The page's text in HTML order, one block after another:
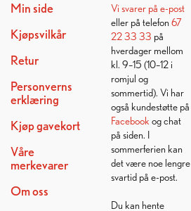
Min side
Kjøpsvilkår
Retur
Personverns
erklæring
Kjøp gavekort
Våre
merkevarer
Om oss
Vi svarer på e-post
eller på telefon 67
22 33 33 på
hverdager mellom
kl. 9–15 (10–12 i
romjul og
sommertid). Vi har
også kundestøtte på
Facebook og chat
på siden. I
sommerferien kan
det være noe lengre
svartid på e-post.
Du kan hente